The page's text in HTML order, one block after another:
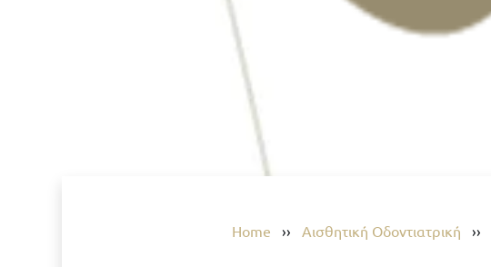
Home ›› Αισθητική Οδοντιατρική ››